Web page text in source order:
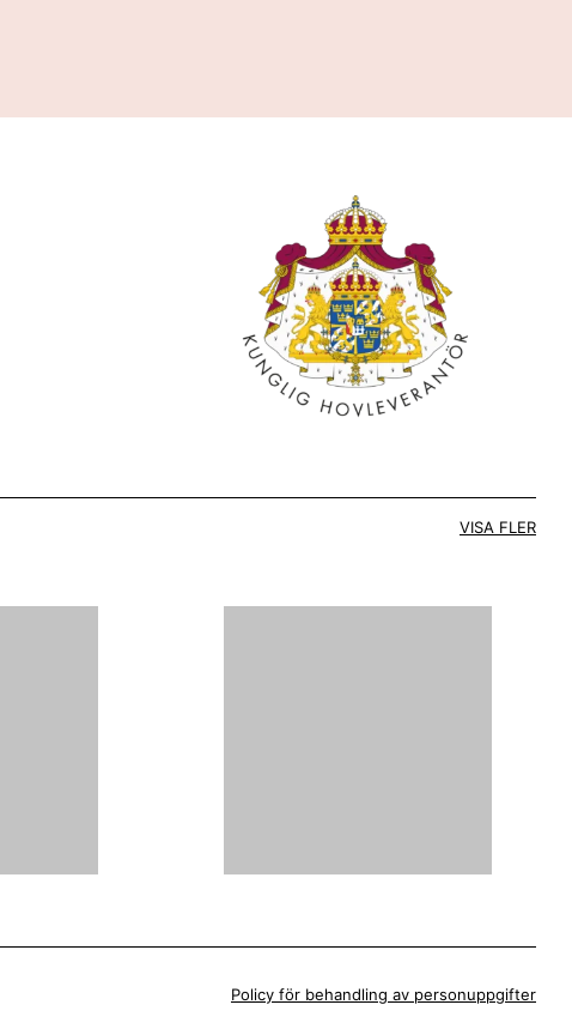
VISA FLER
Policy för behandling av personuppgifter